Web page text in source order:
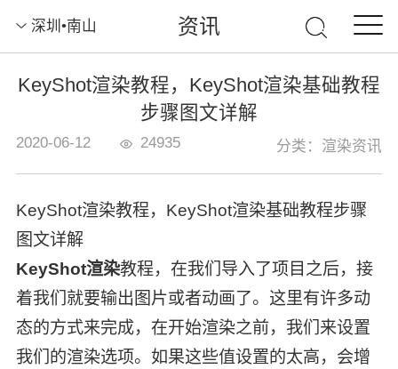
深圳•南山 资讯
KeyShot渲染教程，KeyShot渲染基础教程
步骤图文详解
2020-06-12 24935 分类：渲染资讯
KeyShot渲染教程，KeyShot渲染基础教程步骤
图文详解
KeyShot渲染教程，在我们导入了项目之后，接
着我们就要输出图片或者动画了。这里有许多动
态的方式来完成，在开始渲染之前，我们来设置
我们的渲染选项。如果这些值设置的太高，会增